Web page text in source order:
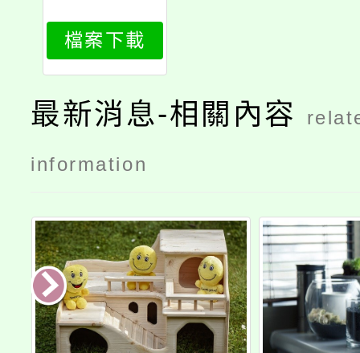
檔案下載
最新消息-相關內容
information